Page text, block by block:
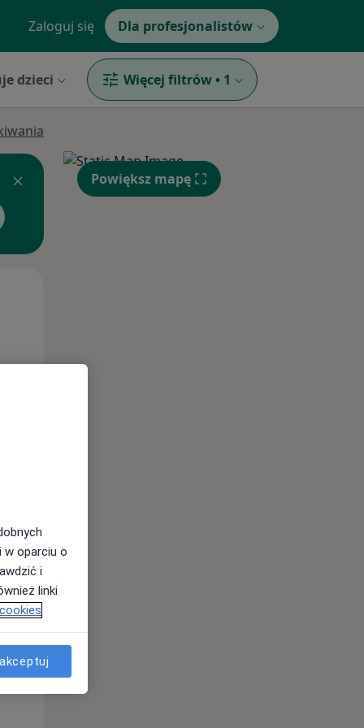
Zaloguj się Dla profesjonalistów
dzieci Więcej filtrów • 1
Czw,
13 Sie
Powiększ mapę
w oparciu o
i
linki